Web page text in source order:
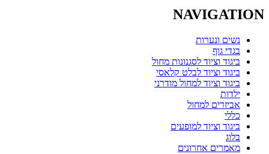
NAVIGATION
נשים ונערות
בגדי גוף
ביגוד וציוד לסגנונות מחול
ביגוד וציוד לבלט קלאסי
ביגוד וציוד למחול מודרני
ילדות
אביזרים למחול
כללי
ביגוד וציוד למופעים
בלוג
מאמרים אחרונים